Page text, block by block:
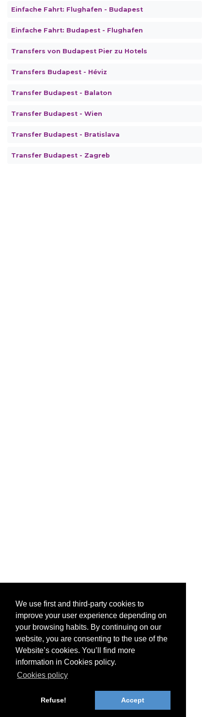
We use first and third-party cookies to
improve your user experience depending on
your browsing habits. By continuing on our
website, you are consenting to the use of the
Website’s cookies. You’ll find more
information in Cookies policy.
Cookies policy
Refuse! Accept
Einfache Fahrt: Flughafen - Budapest
Einfache Fahrt: Budapest - Flughafen
Transfers von Budapest Pier zu Hotels
Transfers Budapest - Héviz
Transfer Budapest - Balaton
Transfer Budapest - Wien
Transfer Budapest - Bratislava
Transfer Budapest - Zagreb